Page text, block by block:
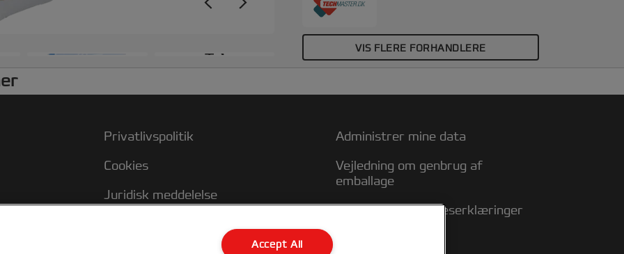
+3 VIS FLERE FORHANDLERE
Privatlivspolitik
Cookies
Juridisk meddelelse
Administrer mine data
Vejledning om genbrug af
emballage
Overensstemmelseserklæringer
Accept All